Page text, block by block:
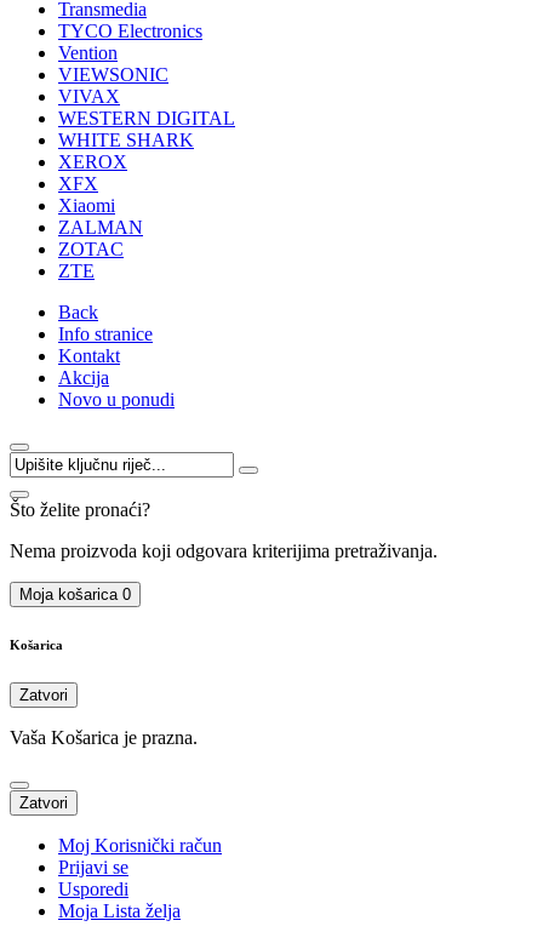
Transmedia
TYCO Electronics
Vention
VIEWSONIC
VIVAX
WESTERN DIGITAL
WHITE SHARK
XEROX
XFX
Xiaomi
ZALMAN
ZOTAC
ZTE
Back
Info stranice
Kontakt
Akcija
Novo u ponudi
Što želite pronaći?
Nema proizvoda koji odgovara kriterijima pretraživanja.
Moja košarica 0
Košarica
Zatvori
Vaša Košarica je prazna.
Zatvori
Moj Korisnički račun
Prijavi se
Usporedi
Moja Lista želja